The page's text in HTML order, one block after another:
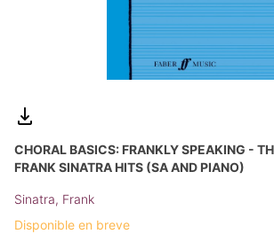
CHORAL BASICS: FRANKLY SPEAKING -
FRANK SINATRA HITS (SA AND PIANO)
Sinatra, Frank
Disponible en breve